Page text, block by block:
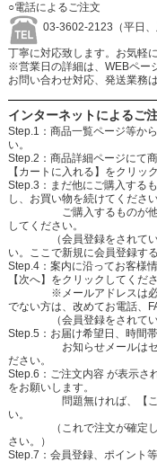
○電話によるご注文
03-3602-2123（平日
丁寧に対応致します。お気軽
※営業日の詳細は、WEBペー
お問い合わせ対応、発送業務
インターネットによるご
Step.1：商品一覧ページ等か
い。
Step.2：商品詳細ページにて
【カートに入れる】をクリッ
Step.3：まだ他にご購入する
し、お買い物を続けてください
ご購入するものが他にな
してください。
（会員登録をされている
い。ここで新規に会員登録す
Step.4：案内に沿ってお客様
【次へ】をクリックしてくださ
※メールアドレスは必須
でない方は、改めてお電話、
（会員登録をされている
Step.5：お届け希望日、時間
お知らせメールはセール
ださい。
Step.6：ご注文内容 が表示さ
をお願いします。
問題無ければ、【この内
い。
（これで注文が確定しま
さい。）
Step.7：会員登録、ポイント